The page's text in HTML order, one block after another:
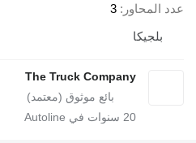
عدد المحاور
3
بلجيكا
The Truck Company
20 سنوات في Autoline